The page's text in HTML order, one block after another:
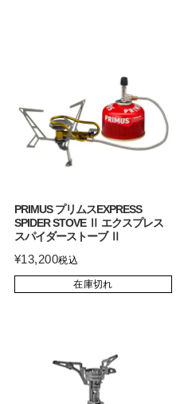
PRIMUS プリムスEXPRESS
SPIDER STOVE Ⅱ エクスプレス
スパイダーストーブ Ⅱ
¥13,200税込
在庫切れ